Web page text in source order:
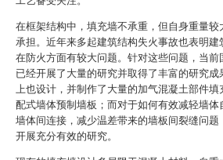
在框架结构中，填充墙不承重，但自身重量较
承担。近年来多起建筑结构失火事故也表明建
在防火方面有较大问题。针对这些问题，当前
已经开展了大量的研究并取得了丰富的研究成
上也设计，并制作了大量的加气混凝土部件填
配式墙体预制墙板；而对于如何有效减轻墙体
墙体间连接，减少温差带来的墙板间裂缝问题
开展充分有效的研究。